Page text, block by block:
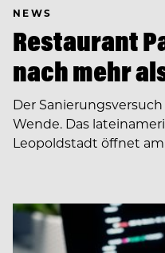
NEWS
Restaurant
nach mehr
Der
Wende. Das
Leopoldstadt öffnet